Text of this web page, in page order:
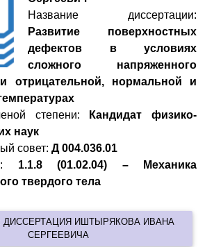
Название диссертации:
Развитие поверхностных
дефектов в условиях
сложного напряженного
отрицательной, нормальной и
степени:
Кандидат физико-
наук
совет: Д 004.036.01
1.1.8 (01.02.04) – Механика
твердого тела
ДИССЕРТАЦИЯ ИШТЫРЯКОВА ИВАНА
СЕРГЕЕВИЧА